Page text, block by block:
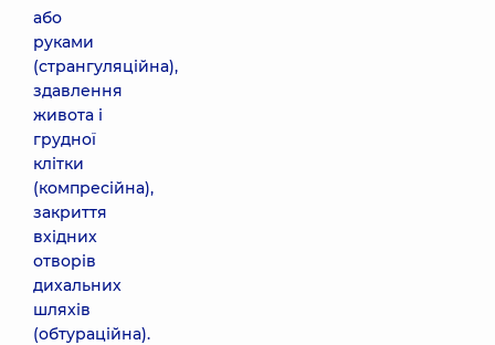
або
руками
(странгуляційна),
здавлення
живота і
грудної
клітки
(компресійна),
закриття
вхідних
отворів
дихальних
шляхів
(обтураційна).